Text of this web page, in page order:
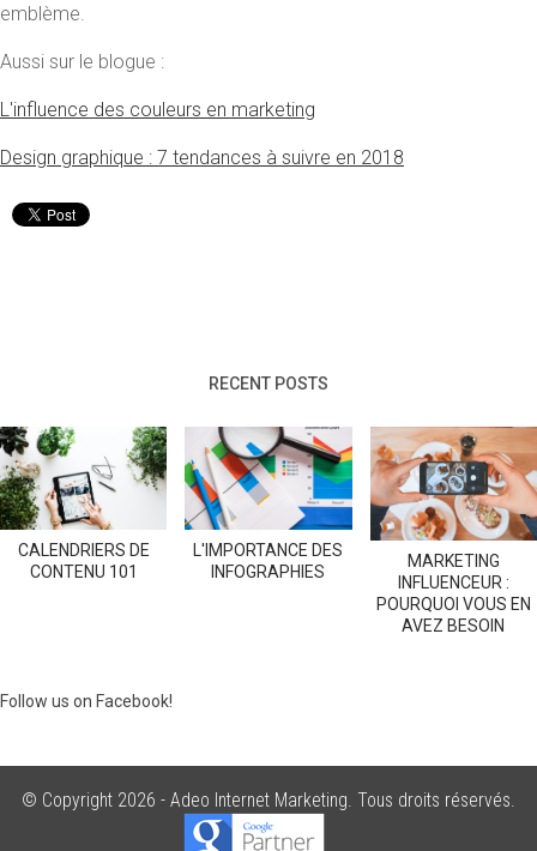
emblème.
Aussi sur le blogue :
L'influence des couleurs en marketing
Design graphique : 7 tendances à suivre en 2018
RECENT POSTS
CALENDRIERS DE
CONTENU 101
L'IMPORTANCE DES
INFOGRAPHIES
MARKETING
INFLUENCEUR :
POURQUOI VOUS EN
AVEZ BESOIN
Follow us on Facebook!
© Copyright 2026 - Adeo Internet Marketing . Tous droits réservés.